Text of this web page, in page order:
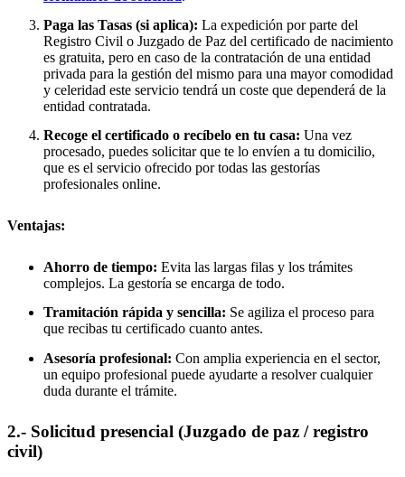
Paga las Tasas (si aplica): La expedición por parte del
Registro Civil o Juzgado de Paz del certificado de nacimiento
es gratuita, pero en caso de la contratación de una entidad
privada para la gestión del mismo para una mayor comodidad
y celeridad este servicio tendrá un coste que dependerá de la
entidad contratada.
Recoge el certificado o recíbelo en tu casa: Una vez
procesado, puedes solicitar que te lo envíen a tu domicilio,
que es el servicio ofrecido por todas las gestorías
profesionales online.
Ventajas:
Ahorro de tiempo: Evita las largas filas y los trámites
complejos. La gestoría se encarga de todo.
Tramitación rápida y sencilla: Se agiliza el proceso para
que recibas tu certificado cuanto antes.
Asesoría profesional: Con amplia experiencia en el sector,
un equipo profesional puede ayudarte a resolver cualquier
duda durante el trámite.
2.- Solicitud presencial (Juzgado de paz / registro
civil)